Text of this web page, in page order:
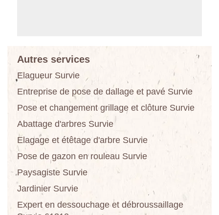
Autres services
Elagueur Survie
Entreprise de pose de dallage et pavé Survie
Pose et changement grillage et clôture Survie
Abattage d'arbres Survie
Elagage et étêtage d'arbre Survie
Pose de gazon en rouleau Survie
Paysagiste Survie
Jardinier Survie
Expert en dessouchage et débroussaillage